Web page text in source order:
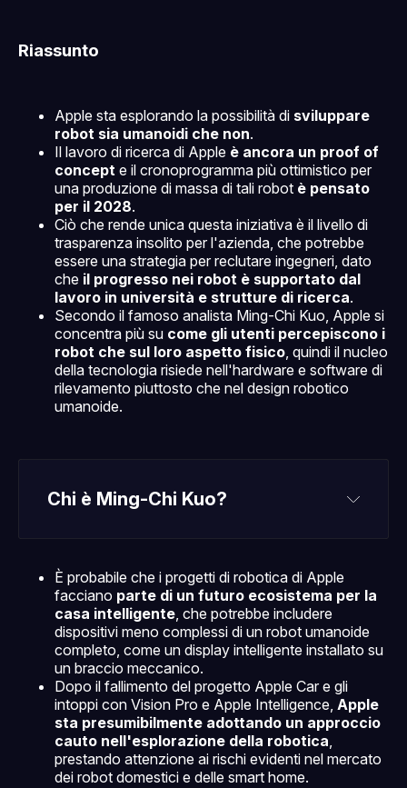
Riassunto
Apple sta esplorando la possibilità di sviluppare
robot sia umanoidi che non.
Il lavoro di ricerca di Apple è ancora un proof of
concept e il cronoprogramma più ottimistico per
una produzione di massa di tali robot è pensato
per il 2028.
Ciò che rende unica questa iniziativa è il livello di
trasparenza insolito per l'azienda, che potrebbe
essere una strategia per reclutare ingegneri, dato
che il progresso nei robot è supportato dal
lavoro in università e strutture di ricerca.
Secondo il famoso analista Ming-Chi Kuo, Apple si
concentra più su come gli utenti percepiscono i
robot che sul loro aspetto fisico, quindi il nucleo
della tecnologia risiede nell'hardware e software di
rilevamento piuttosto che nel design robotico
umanoide.
Chi è Ming-Chi Kuo?
È probabile che i progetti di robotica di Apple
facciano parte di un futuro ecosistema per la
casa intelligente, che potrebbe includere
dispositivi meno complessi di un robot umanoide
completo, come un display intelligente installato su
un braccio meccanico.
Dopo il fallimento del progetto Apple Car e gli
intoppi con Vision Pro e Apple Intelligence, Apple
sta presumibilmente adottando un approccio
cauto nell'esplorazione della robotica,
prestando attenzione ai rischi evidenti nel mercato
dei robot domestici e delle smart home.